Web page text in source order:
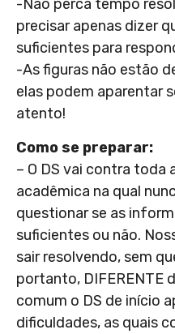
-Não perca tempo
precisar apenas dizer
suficientes para
-As figuras não estão
elas podem aparentar
atento!
Como se preparar:
– O DS vai contra toda
acadêmica na qual
questionar se as
suficientes ou não.
sair resolvendo, sem
portanto, DIFERENTE
comum o DS de início
dificuldades, as quais